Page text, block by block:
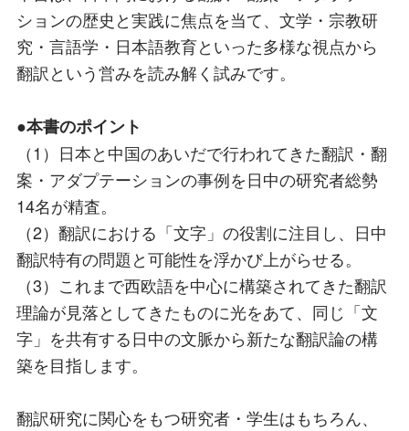
ションの歴史と実践に焦点を当て、文学・宗教研
究・言語学・日本語教育といった多様な視点から
翻訳という営みを読み解く試みです。
●本書のポイント
（1）日本と中国のあいだで行われてきた翻訳・翻
案・アダプテーションの事例を日中の研究者総勢
14名が精査。
（2）翻訳における「文字」の役割に注目し、日中
翻訳特有の問題と可能性を浮かび上がらせる。
（3）これまで西欧語を中心に構築されてきた翻訳
理論が見落としてきたものに光をあて、同じ「文
字」を共有する日中の文脈から新たな翻訳論の構
築を目指します。
翻訳研究に関心をもつ研究者・学生はもちろん、